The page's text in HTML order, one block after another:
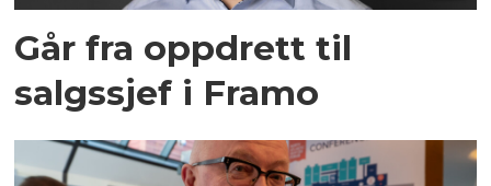
Går fra oppdrett til
salgssjef i Framo